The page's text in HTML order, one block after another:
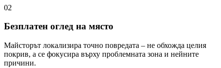
02
Безплатен оглед на място
Майсторът локализира точно повредата – не обхожда целия
покрив, а се фокусира върху проблемната зона и нейните
причини.